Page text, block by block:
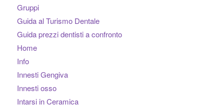
Gruppi
Guida al Turismo Dentale
Guida prezzi dentisti a confronto
Home
Info
Innesti Gengiva
Innesti osso
Intarsi in Ceramica